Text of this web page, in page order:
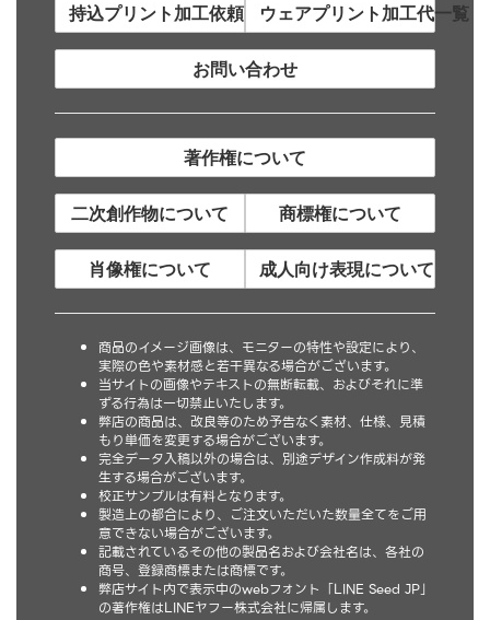
持込プリント加工依頼についてウェアプリント加工代一覧
お問い合わせ
著作権について
二次創作物について 商標権について
肖像権について 成人向け表現について
商品のイメージ画像は、モニターの特性や設定により、
実際の色や素材感と若干異なる場合がございます。
当サイトの画像やテキストの無断転載、およびそれに準
ずる行為は一切禁止いたします。
弊店の商品は、改良等のため予告なく素材、仕様、見積
もり単価を変更する場合がございます。
完全データ入稿以外の場合は、別途デザイン作成料が発
生する場合がございます。
校正サンプルは有料となります。
製造上の都合により、ご注文いただいた数量全てをご用
意できない場合がございます。
記載されているその他の製品名および会社名は、各社の
商号、登録商標または商標です。
弊店サイト内で表示中のwebフォント「LINE Seed JP」
の著作権はLINEヤフー株式会社に帰属します。